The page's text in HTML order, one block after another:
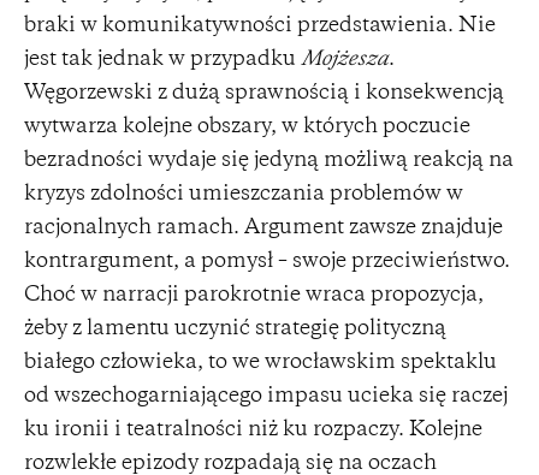
braki w komunikatywności przedstawienia. Nie
jest tak jednak w przypadku Mojżesza.
Węgorzewski z dużą sprawnością i konsekwencją
wytwarza kolejne obszary, w których poczucie
bezradności wydaje się jedyną możliwą reakcją na
kryzys zdolności umieszczania problemów w
racjonalnych ramach. Argument zawsze znajduje
kontrargument, a pomysł – swoje przeciwieństwo.
Choć w narracji parokrotnie wraca propozycja,
żeby z lamentu uczynić strategię polityczną
białego człowieka, to we wrocławskim spektaklu
od wszechogarniającego impasu ucieka się raczej
ku ironii i teatralności niż ku rozpaczy. Kolejne
rozwlekłe epizody rozpadają się na oczach